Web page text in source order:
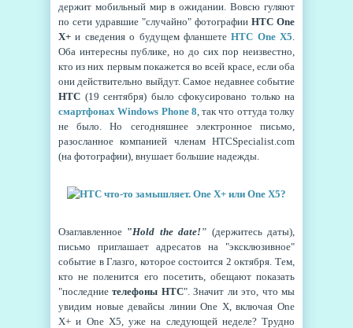
держит мобильный мир в ожидании. Вовсю гуляют
по сети удравшие "случайно" фотографии HTC One
X+ и сведения о будущем фланшетеHTC One X5.
Оба интересны публике, но до сих пор неизвестно,
кто из них первым покажется во всей красе, если оба
они действительно выйдут. Самое недавнее событие
HTC (19 сентября) было сфокусировано только на
смартфонах Windows Phone 8, так что оттуда толку
не было. Но сегодняшнее электронное письмо,
разосланное компанией членам HTCSpecialist.com
(на фотографии), внушает большие надежды.
Озаглавленное "Hold the date!” (держитесь даты),
письмо приглашает адресатов на "эксклюзивное"
событие в Глазго, которое состоится 2 октября. Тем,
кто не поленится его посетить, обещают показать
"последниетелефоны HTC". Значит ли это, что мы
увидим новые девайсы линии One X, включая One
X+ и One X5, уже на следующей неделе? Трудно